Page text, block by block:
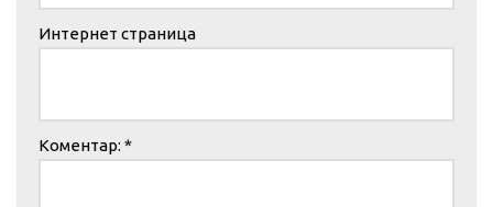
Интернет страница
Коментар: *